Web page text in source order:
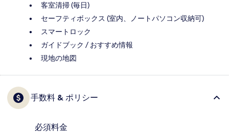
客室清掃 (毎日)
セーフティボックス (室内、ノートパソコン収納可)
スマートロック
ガイドブック / おすすめ情報
現地の地図
手数料 & ポリシー
必須料金